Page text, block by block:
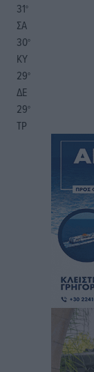
31°
ΣΑ
30°
ΚΥ
29°
ΔΕ
29°
ΤΡ